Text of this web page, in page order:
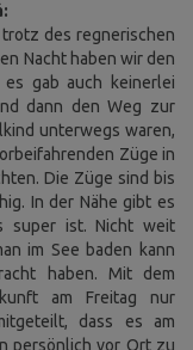
des regnerischen
Nacht haben wir den
gab auch keinerlei
dann den Weg zur
unterwegs waren,
Züge in
Die Züge sind bis
In der Nähe gibt es
super ist. Nicht weit
im See baden kann
haben. Mit dem
am Freitag nur
dass es am
persönlich vor Ort zu